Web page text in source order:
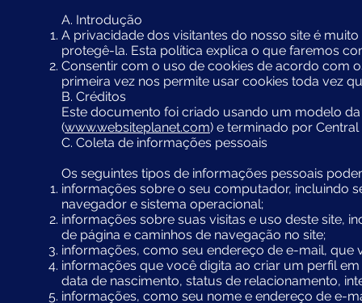
A. Introdução
A privacidade dos visitantes do nosso site é
protegê-la. Esta política explica o que faremos
Consentir com o uso de cookies de acordo com
primeira vez nos permite usar cookies toda vez
B. Créditos
Este documento foi criado usando um modelo
(www.websiteplanet.com) e terminado por
C. Coleta de informações pessoais
Os seguintes tipos de informações pessoais
informações sobre o seu computador, incluindo
navegador e sistema operacional;
informações sobre suas visitas e uso deste site,
de página e caminhos de navegação no site;
informações, como seu endereço de e-mail, que
informações que você digita ao criar um perfil
data de nascimento, status de relacionamento,
informações, como seu nome e endereço de e-